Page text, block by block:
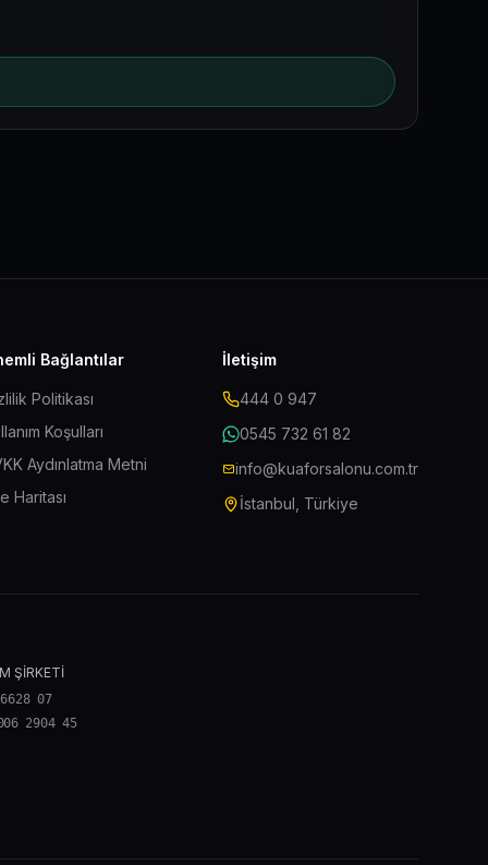
Bağlantılar
Politikası
Koşulları
Aydınlatma Metni
Haritası
İletişim
444 0 947
0545 732 61 82
info@kuaforsalonu.com.tr
İstanbul, Türkiye
ŞİRKETİ
07
2904 45